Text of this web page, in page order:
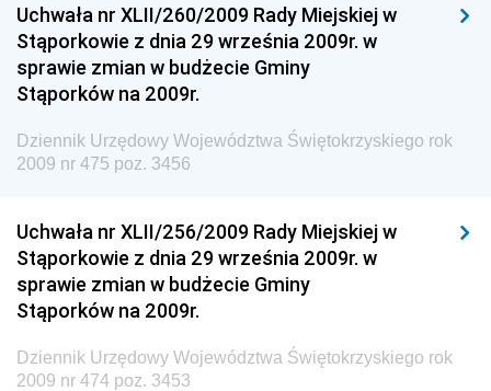
Dziennik Urzędowy Ministra Spraw Zagranicznych
Dziennik Urzędowy Centralnego Biura
Antykorupcyjnego
Wewnętrznego
Dziennik Urzędowy Urzędu Patentowego
Dziennik Urzędowy Generalnej Dyrekcji Dróg
Krajowych i Autostrad
Dziennik Urzędowy Ministra Środowiska
Dziennik Urzędowy Ministra Edukacji
Uchwała nr XLII/260/2009 Rady Miejskiej w
Stąporkowie z dnia 29 września 2009r. w
sprawie zmian w budżecie Gminy
Stąporków na 2009r.
Dziennik Urzędowy Województwa Świętokrzyskiego rok
2009 nr 475 poz. 3456
Uchwała nr XLII/256/2009 Rady Miejskiej w
Stąporkowie z dnia 29 września 2009r. w
sprawie zmian w budżecie Gminy
Stąporków na 2009r.
Dziennik Urzędowy Województwa Świętokrzyskiego rok
2009 nr 474 poz. 3453